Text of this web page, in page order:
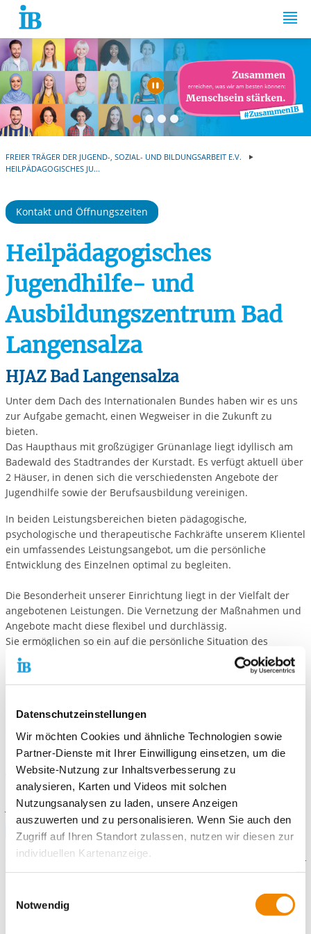
Datenschutzeinstellungen
Wir möchten Cookies und ähnliche Technologien sowie
Partner-Dienste mit Ihrer Einwilligung einsetzen, um die
Website-Nutzung zur Inhaltsverbesserung zu
analysieren, Karten und Videos mit solchen
Nutzungsanalysen zu laden, unsere Anzeigen
auszuwerten und zu personalisieren. Wenn Sie auch den
Zugriff auf Ihren Standort zulassen, nutzen wir diesen zur
individuellen Kartenanzeige.
unsere Partner Daten wie Ihre IP-Adresse und
verarbeiten diese zusammen mit Daten von anderen
Notwendig
Springe zum Inhalt
Automatische
FREIER TRÄGER DER JUGEND-, SOZIAL- UND BILDUNGSARBEIT E.V.
HEILPÄDAGOGISCHES JU...
Kontakt und Öffnungszeiten
Heilpädagogisches
Jugendhilfe- und
Ausbildungszentrum Bad
Langensalza
HJAZ Bad Langensalza
Unter dem Dach des Internationalen Bundes haben wir es uns
zur Aufgabe gemacht, einen Wegweiser in die Zukunft zu
bieten.
Das Haupthaus mit großzügiger Grünanlage liegt idyllisch am
Badewald des Stadtrandes der Kurstadt. Es verfügt aktuell über
2 Häuser, in denen sich die verschiedensten Angebote der
Jugendhilfe sowie der Berufsausbildung vereinigen.
In beiden Leistungsbereichen bieten pädagogische,
psychologische und therapeutische Fachkräfte unserem Klientel
ein umfassendes Leistungsangebot, um die persönliche
Entwicklung des Einzelnen optimal zu begleiten.
Die Besonderheit unserer Einrichtung liegt in der Vielfalt der
angebotenen Leistungen. Die Vernetzung der Maßnahmen und
Angebote macht diese flexibel und durchlässig.
Sie ermöglichen so ein auf die persönliche Situation des
Einzelnen, individuell abgestimmtes Konzept ohne einen
Ortswechsel und damit verbundene Beziehungsabbrüche
während seiner Entwicklung notwendig zu machen.
Berufliche Bildung und Jugendhilfe unter einem Dach – eine
Aktuelles
Übergabe der Nektar-Tankstellean dasHeilpädagogische
Jugendhilfe und Ausbildungszentrum in Bad Langensalza:
Facebook-Beitrag öffnen